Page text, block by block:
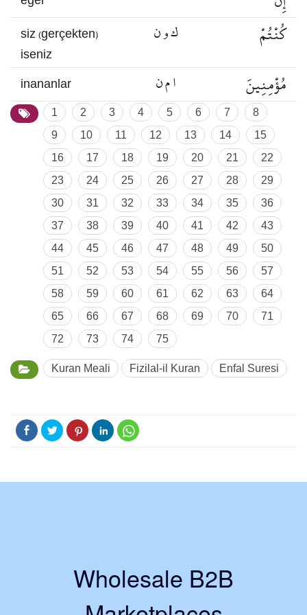
siz (gerçekten)
iseniz
ك و ن كُنْتُمْ
inananlar ا م ن مُؤْمِنِينَ
1 2 3 4 5 6 7
8
9
10 11 12 13 14
15
16
17 18 19 20 21
22
23
24 25 26 27 28
29
30
31 32 33 34 35
36
37
38 39 40 41 42
43
44
45 46 47 48 49
50
51
52 53 54 55 56
57
58
59 60 61 62 63
64
65
66 67 68 69 70
71
72
73 74 75
Kuran Meali Fizilal-il Kuran Enfal Suresi
Wholesale B2B